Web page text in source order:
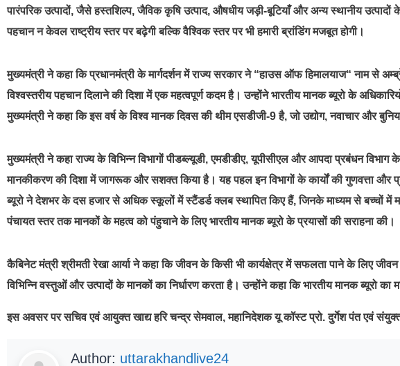
पारंपरिक उत्पादों, जैसे हस्तशिल्प, जैविक कृषि उत्पाद, औषधीय जड़ी-बूटियाँ और अन्य स्थानीय
पहचान न केवल राष्ट्रीय स्तर पर बढ़ेगी बल्कि वैश्विक स्तर पर भी हमारी ब्रांडिंग मजबूत होगी।
मुख्यमंत्री ने कहा कि प्रधानमंत्री के मार्गदर्शन में राज्य सरकार ने “हाउस ऑफ हिमालयाज“ नाम से
विश्वस्तरीय पहचान दिलाने की दिशा में एक महत्वपूर्ण कदम है। उन्होंने भारतीय मानक ब्यूरो के
मुख्यमंत्री ने कहा कि इस वर्ष के विश्व मानक दिवस की थीम एसडीजी-9 है, जो उद्योग, नवाचार और
मुख्यमंत्री ने कहा राज्य के विभिन्न विभागों पीडब्ल्यूडी, एमडीडीए, यूपीसीएल और आपदा प्रबंधन
मानकीकरण की दिशा में जागरूक और सशक्त किया है। यह पहल इन विभागों के कार्यों की गुणवत्ता और
ब्यूरो ने देशभर के दस हजार से अधिक स्कूलों में स्टैंडर्ड क्लब स्थापित किए हैं, जिनके माध्यम से बच्चों में
पंचायत स्तर तक मानकों के महत्व को पंहुचाने के लिए भारतीय मानक ब्यूरो के प्रयासों की सराहना की।
कैबिनेट मंत्री श्रीमती रेखा आर्या ने कहा कि जीवन के किसी भी कार्यक्षेत्र में सफलता पाने के लिए
विभिन्नि वस्तुओं और उत्पादों के मानकों का निर्धारण करता है। उन्होंने कहा कि भारतीय मानक ब्यूरो का
इस अवसर पर सचिव एवं आयुक्त खाद्य हरि चन्द्र सेमवाल, महानिदेशक यू कॉस्ट प्रो. दुर्गेश पंत एवं
Author: uttarakhandlive24